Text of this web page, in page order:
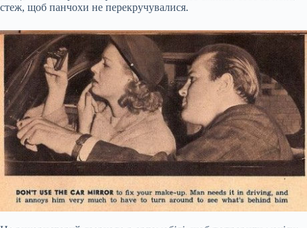
стеж, щоб панчохи не перекручувалися.